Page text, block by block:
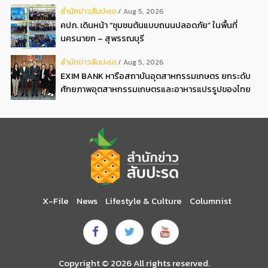
สํานักข่าวสับปะรด Aug 5, 2026
คปภ. เดินหน้า “ชุมชนต้นแบบถนนปลอดภัย” ในพื้นที่
นครนายก – สุพรรณบุรี
สํานักข่าวสับปะรด Aug 5, 2026
EXIM BANK หารือสถาบันอุตสาหกรรมเกษตร ยกระดับ
ศักยภาพอุตสาหกรรมเกษตรและอาหารแปรรูปของไทย
X-File News Lifestyle & Culture Columnist
Copyright © 2026 All rights reserved.